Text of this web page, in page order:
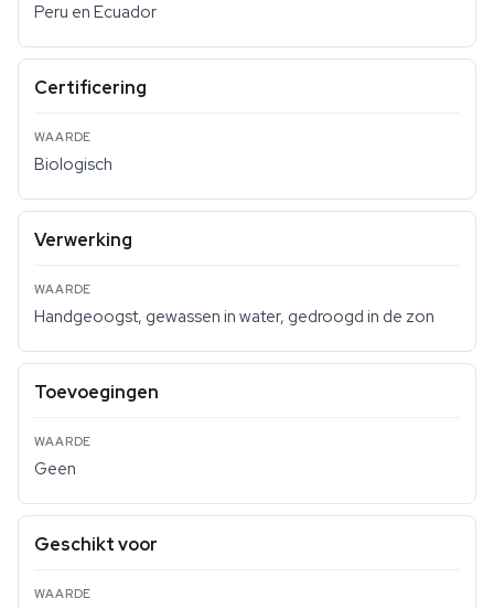
Peru en Ecuador
Certificering
Biologisch
Verwerking
Handgeoogst, gewassen in water, gedroogd in de zon
Toevoegingen
Geen
Geschikt voor